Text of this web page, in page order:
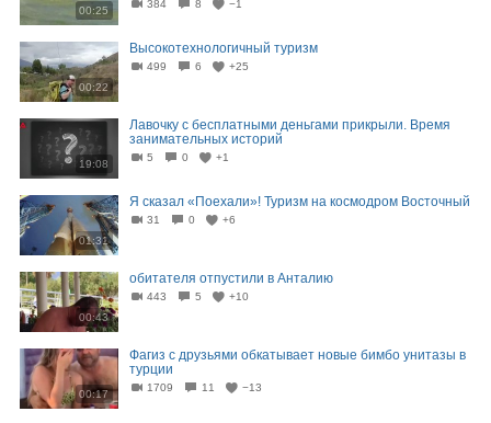
00:25
384 8 −1
00:22
Высокотехнологичный туризм
499 6 +25
19:08
Лавочку с бесплатными деньгами прикрыли. Время
занимательных историй
5 0 +1
01:31
Я сказал «Поехали»! Туризм на космодром Восточный
31 0 +6
00:43
обитателя отпустили в Анталию
443 5 +10
00:17
Фагиз с друзьями обкатывает новые бимбо унитазы в
турции
1709 11 −13